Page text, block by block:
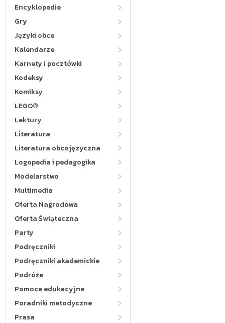
Encyklopedie
Gry
Języki obce
Kalendarze
Karnety i pocztówki
Kodeksy
Komiksy
LEGO®
Lektury
Literatura
Literatura obcojęzyczna
Logopedia i pedagogika
Modelarstwo
Multimedia
Oferta Nagrodowa
Oferta Świąteczna
Party
Podręczniki
Podręczniki akademickie
Podróże
Pomoce edukacyjne
Poradniki metodyczne
Prasa